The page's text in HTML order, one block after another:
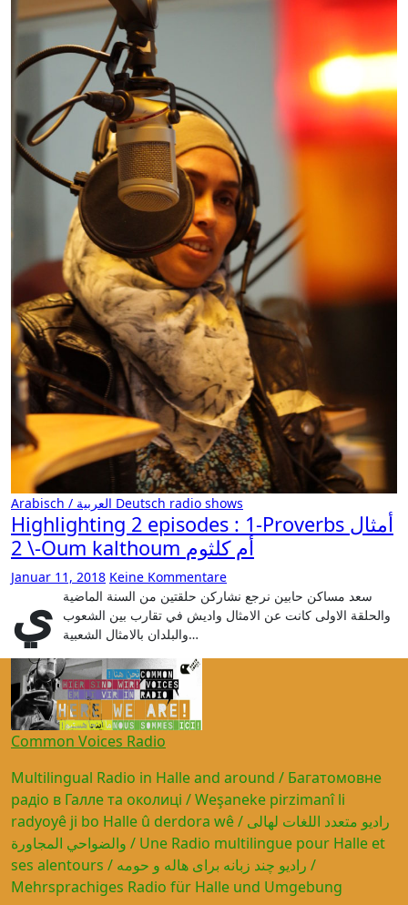
Deutsch radio shows
Highlighting 2 episodes : 1-Proverbs أمثال
\ 2-Oum kalthoum أم كلثوم
Januar 11, 2018 Keine Kommentare ي
سعد مساكن حابين نرجع نشاركن حلقتين من السنة الماضية
والحلقة الاولى كانت عن الامثال واديش في تقارب بين الشعوب
والبلدان بالامثال الشعبية…
Common Voices Radio
Multilingual Radio in Halle and around / Багатомовне
радіо в Галле та околиці / Weşaneke pirzimanî li
radyoyê ji bo Halle û derdora wê / راديو متعدد اللغات لهالى
والضواحي المجاورة / Une Radio multilingue pour Halle et
ses alentours / رادیو چند زبانه برای هاله و حومه /
Mehrsprachiges Radio für Halle und Umgebung